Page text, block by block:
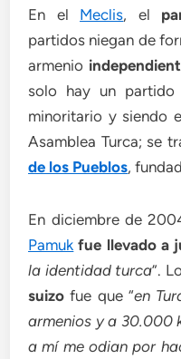
En el Meclis, el
partidos niegan de
armenio
solo hay un partido
minoritario y siendo
Asamblea Turca; se
de los Pueblos,
En diciembre de
Pamuk fue llevado a
la identidad turca”.
suizo fue que “en
armenios y a 30.000
a mí me odian por